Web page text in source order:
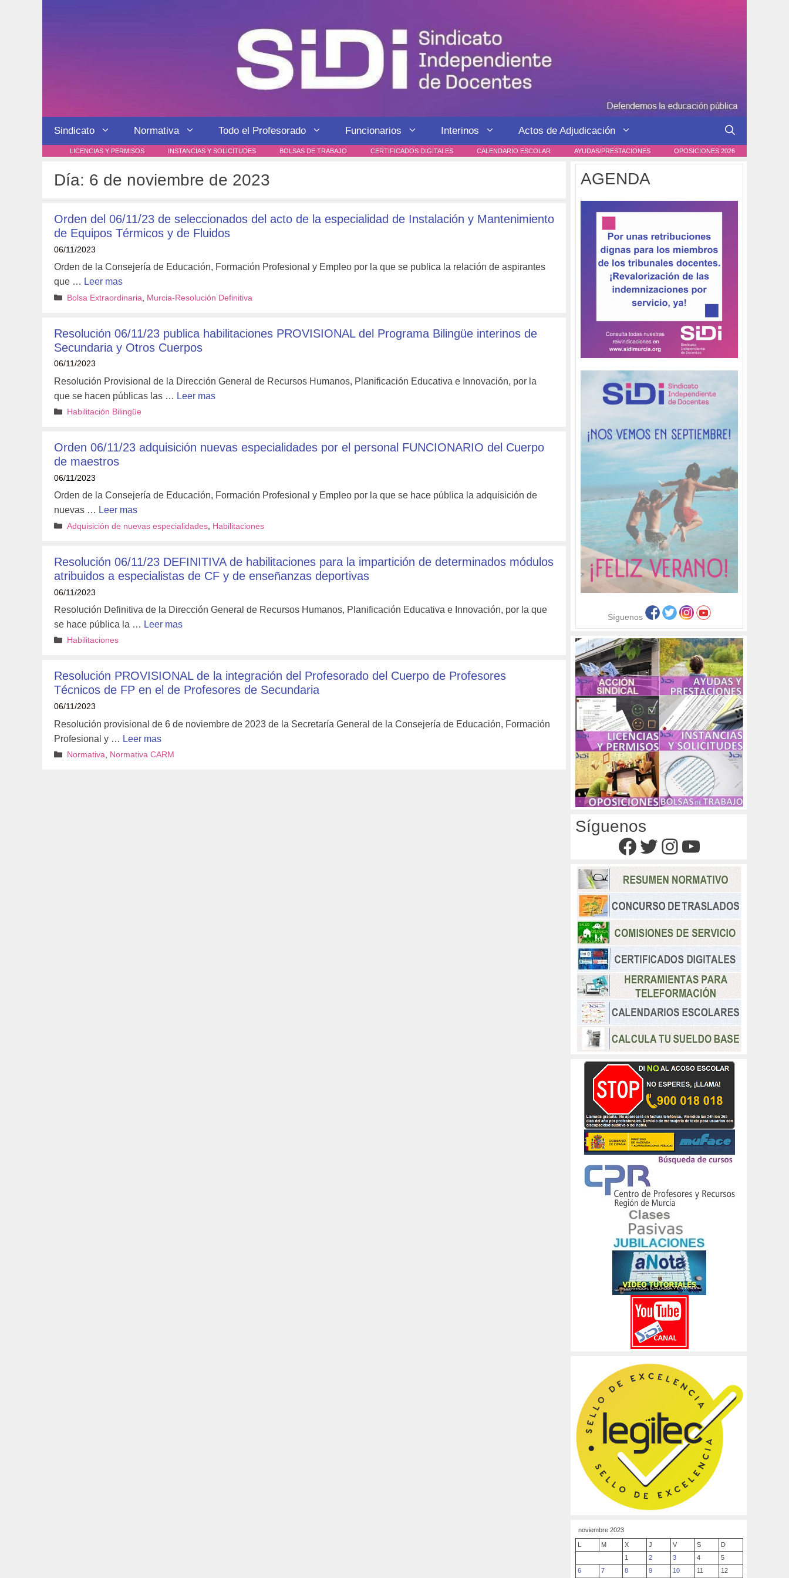
Sindicato Normativa Todo el Profesorado Funcionarios Interinos Actos de Adjudicación
LICENCIAS Y PERMISOS INSTANCIAS Y SOLICITUDES BOLSAS DE TRABAJO CERTIFICADOS DIGITALES CALENDARIO ESCOLAR AYUDAS/PRESTACIONES OPOSICIONES 2026
Día: 6 de noviembre de 2023
Orden del 06/11/23 de seleccionados del acto de la especialidad de Instalación y Mantenimiento
de Equipos Térmicos y de Fluidos
06/11/2023
Orden de la Consejería de Educación, Formación Profesional y Empleo por la que se publica la relación de aspirantes
que … Leer mas
Categorías
Bolsa Extraordinaria Murcia-Resolución Definitiva
Resolución 06/11/23 publica habilitaciones PROVISIONAL del Programa Bilingüe interinos de
Secundaria y Otros Cuerpos
06/11/2023
Resolución Provisional de la Dirección General de Recursos Humanos, Planificación Educativa e Innovación, por la
que se hacen públicas las … Leer mas
Categorías
Habilitación Bilingüe
Orden 06/11/23 adquisición nuevas especialidades por el personal FUNCIONARIO del Cuerpo
de maestros
06/11/2023
Orden de la Consejería de Educación, Formación Profesional y Empleo por la que se hace pública la adquisición de
nuevas … Leer mas
Categorías
Adquisición de nuevas especialidades, Habilitaciones
Resolución 06/11/23 DEFINITIVA de habilitaciones para la impartición de determinados módulos
atribuidos a especialistas de CF y de enseñanzas deportivas
06/11/2023
Resolución Definitiva de la Dirección General de Recursos Humanos, Planificación Educativa e Innovación, por la que
se hace pública la … Leer mas
Categorías
Habilitaciones
Resolución PROVISIONAL de la integración del Profesorado del Cuerpo de Profesores
Técnicos de FP en el de Profesores de Secundaria
06/11/2023
Resolución provisional de 6 de noviembre de 2023 de la Secretaría General de la Consejería de Educación, Formación
Profesional y … Leer mas
Categorías
Normativa, Normativa CARM
AGENDA
Síguenos
Síguenos
Facebook
Twitter
Instagram
YouTube
noviembre 2023
L M X J V S
D
1
2 3 4
5
6
7 8 9 10 11 12